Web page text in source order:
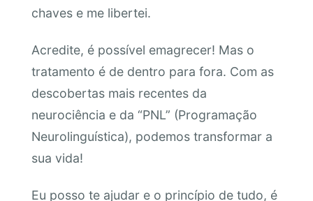
chaves e me libertei.
Acredite, é possível emagrecer! Mas o
tratamento é de dentro para fora. Com as
descobertas mais recentes da
neurociência e da “PNL” (Programação
Neurolinguística), podemos transformar a
sua vida!
Eu posso te ajudar e o princípio de tudo, é